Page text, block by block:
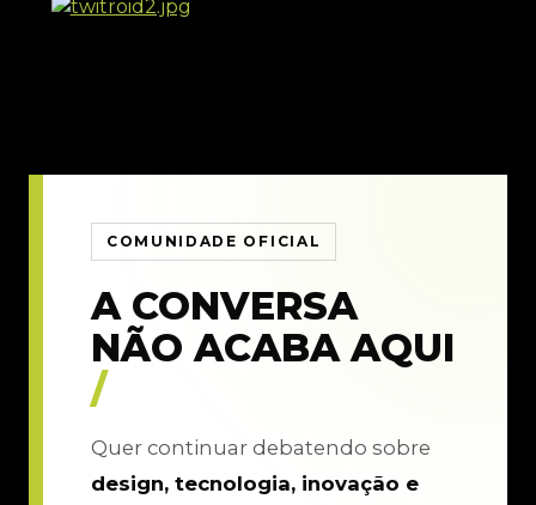
COMUNIDADE OFICIAL
A CONVERSA
NÃO ACABA AQUI
/
Quer continuar debatendo sobre
design, tecnologia, inovação e